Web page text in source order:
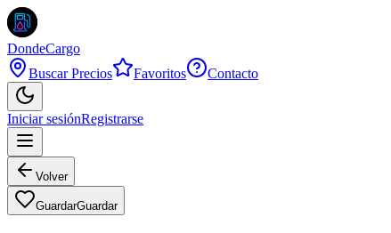
DondeCargo
Buscar Precios
Favoritos Contacto
Iniciar sesiónRegistrarse
Volver
GuardarGuardar